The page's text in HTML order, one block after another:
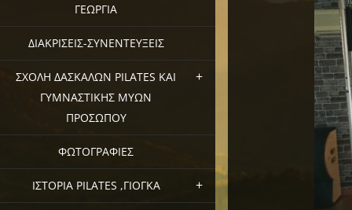
ΓΕΩΡΓΙΑ
ΔΙΑΚΡΙΣΕΙΣ-ΣΥΝΕΝΤΕΥΞΕΙΣ
ΣΧΟΛΗ ΔΑΣΚΑΛΩΝ PILATES ΚΑΙ
ΓΥΜΝΑΣΤΙΚΗΣ ΜΥΩΝ
ΠΡΟΣΩΠΟΥ
ΦΩΤΟΓΡΑΦΙΕΣ
ΙΣΤΟΡΙΑ PILATES ,ΓΙΟΓΚΑ